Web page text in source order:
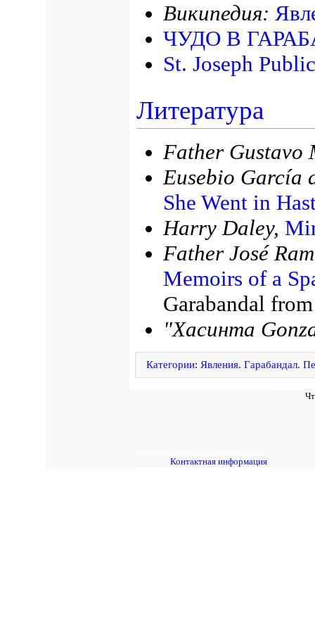
Википедия:
ЧУДО В
St. Joseph
Литература
Father Gustavo
Eusebio García
She Went in
Harry Daley,
Father José
Memoirs of a
Garabandal
"Хасинта
Категории: Явления. Гарабандал.
Контактная информация